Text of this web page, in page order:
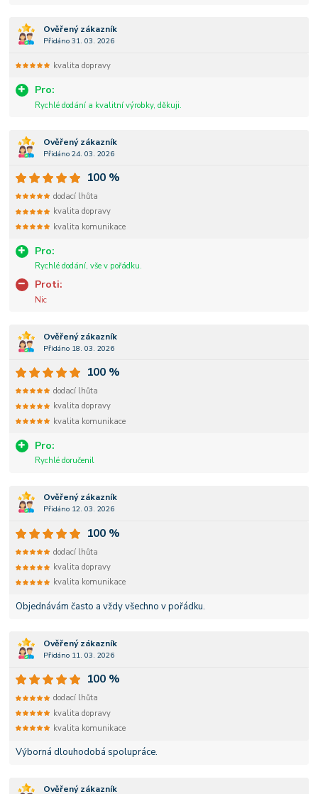
Ověřený zákazník
Přidáno 31. 03. 2026
Pro:
Rychlé dodání a kvalitní výrobky, děkuji.
kvalita dopravy
Ověřený zákazník
Přidáno 24. 03. 2026
Pro:
Rychlé dodání, vše v pořádku.
Proti:
Nic
100 %
dodací lhůta
kvalita dopravy
kvalita komunikace
Ověřený zákazník
Přidáno 18. 03. 2026
Pro:
Rychlé doručenil
100 %
dodací lhůta
kvalita dopravy
kvalita komunikace
Ověřený zákazník
Přidáno 12. 03. 2026
Objednávám často a vždy všechno v pořádku.
100 %
dodací lhůta
kvalita dopravy
kvalita komunikace
Ověřený zákazník
Přidáno 11. 03. 2026
Výborná dlouhodobá spolupráce.
100 %
dodací lhůta
kvalita dopravy
kvalita komunikace
Ověřený zákazník